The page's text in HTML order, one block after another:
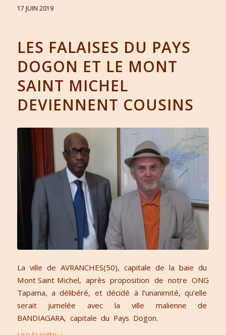
17 JUIN 2019
LES FALAISES DU PAYS
DOGON ET LE MONT
SAINT MICHEL
DEVIENNENT COUSINS
La ville de AVRANCHES(50), capitale de la baie du
Mont Saint Michel, après proposition de notre ONG
Tapama, a délibéré, et décidé à l’unanimité, qu’elle
serait jumelée avec la ville malienne de
BANDIAGARA, capitale du Pays Dogon.